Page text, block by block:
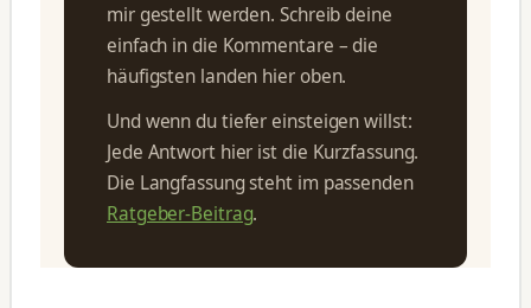
mir gestellt werden. Schreib deine
einfach in die Kommentare – die
häufigsten landen hier oben.
Und wenn du tiefer einsteigen willst:
Jede Antwort hier ist die Kurzfassung.
Die Langfassung steht im passenden
Ratgeber-Beitrag.